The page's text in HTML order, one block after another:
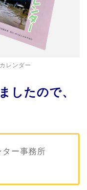
レンダー
したので、
ー事務所